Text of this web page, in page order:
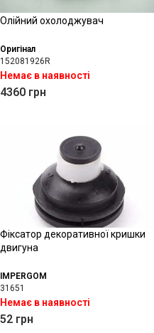
Олійний охолоджувач
Оригінал
152081926R
Немає в наявності
4360 грн
Фіксатор декоративної кришки
двигуна
IMPERGOM
31651
Немає в наявності
52 грн